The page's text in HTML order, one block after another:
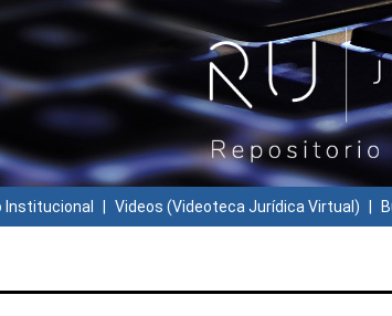
Institucional Videos (Videoteca Jurídica Virtual)